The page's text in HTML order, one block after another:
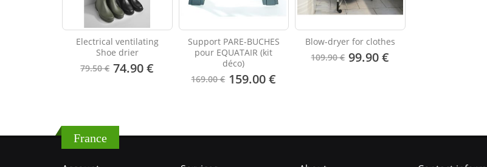
Electrical ventilating
Shoe drier
79.50 € 74.90 €
Support PARE-BUCHES
pour EQUATAIR (kit
déco)
169.00 € 159.00 €
Blow-dryer for clothes
109.90 € 99.90 €
France